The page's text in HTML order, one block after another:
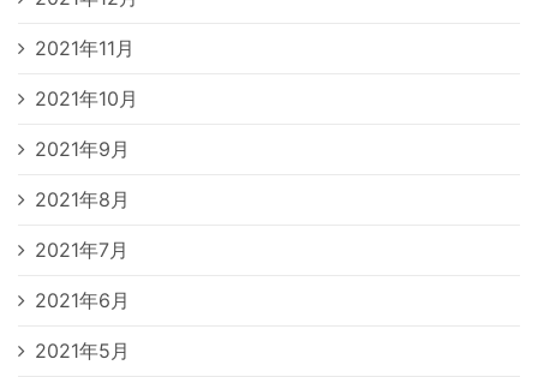
2021年11月
2021年10月
2021年9月
2021年8月
2021年7月
2021年6月
2021年5月